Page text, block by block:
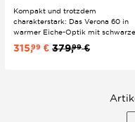
Holzlook
Kompakt und trotzdem
charakterstark: Das Verona 60 in
warmer Eiche-Optik mit
Flair ins Gästebad. Softclose-
315,99 € 379,99€